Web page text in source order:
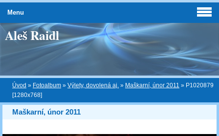
Aleš Raidl
Úvod » Fotoalbum » Výlety, dovolená aj. » Maškarní, únor 2011 » P1020879
[1280x768]
Maškarní, únor 2011
Menu